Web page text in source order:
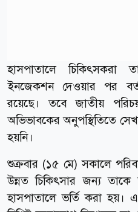
হাসপাতালে চিকিৎসকরা
ইনজেকশন দেওয়ার পর
রয়েছে। তবে জাতীয়
অভিভাবকের অনুপস্থিতিতে
হয়নি।
শুক্রবার (১৫ মে) সকালে
উন্নত চিকিৎসার জন্য
হাসপাতালে ভর্তি করা হয়।